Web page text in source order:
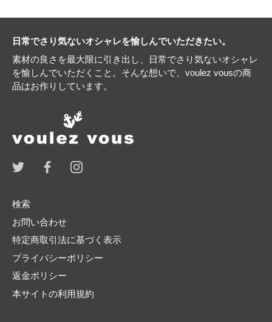
日常でさり気ないオシャレを愉しんでいただきたい。
素材の良さを最大限に引き出し、日常でさり気ないオシャレ
を愉しんでいただくこと。そんな想いで、voulez vousの商
品はお作りしています。
検索
お問い合わせ
特定商取引法に基づく表示
プライバシーポリシー
返金ポリシー
本サイトの利用規約